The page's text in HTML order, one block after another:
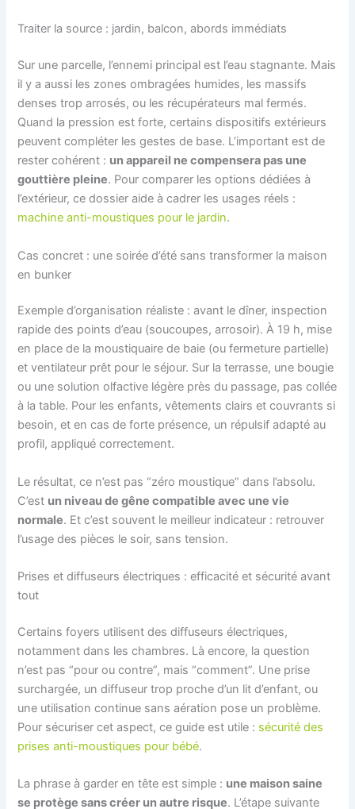
Traiter la source : jardin, balcon, abords immédiats
Sur une parcelle, l’ennemi principal est l’eau stagnante. Mais
il y a aussi les zones ombragées humides, les massifs
denses trop arrosés, ou les récupérateurs mal fermés.
Quand la pression est forte, certains dispositifs extérieurs
peuvent compléter les gestes de base. L’important est de
rester cohérent : un appareil ne compensera pas une
gouttière pleine. Pour comparer les options dédiées à
l’extérieur, ce dossier aide à cadrer les usages réels :
machine anti-moustiques pour le jardin.
Cas concret : une soirée d’été sans transformer la maison
en bunker
Exemple d’organisation réaliste : avant le dîner, inspection
rapide des points d’eau (soucoupes, arrosoir). À 19 h, mise
en place de la moustiquaire de baie (ou fermeture partielle)
et ventilateur prêt pour le séjour. Sur la terrasse, une bougie
ou une solution olfactive légère près du passage, pas collée
à la table. Pour les enfants, vêtements clairs et couvrants si
besoin, et en cas de forte présence, un répulsif adapté au
profil, appliqué correctement.
Le résultat, ce n’est pas “zéro moustique” dans l’absolu.
C’est un niveau de gêne compatible avec une vie
normale. Et c’est souvent le meilleur indicateur : retrouver
l’usage des pièces le soir, sans tension.
Prises et diffuseurs électriques : efficacité et sécurité avant
tout
Certains foyers utilisent des diffuseurs électriques,
notamment dans les chambres. Là encore, la question
n’est pas “pour ou contre”, mais “comment”. Une prise
surchargée, un diffuseur trop proche d’un lit d’enfant, ou
une utilisation continue sans aération pose un problème.
Pour sécuriser cet aspect, ce guide est utile : sécurité des
prises anti-moustiques pour bébé.
La phrase à garder en tête est simple : une maison saine
se protège sans créer un autre risque. L’étape suivante